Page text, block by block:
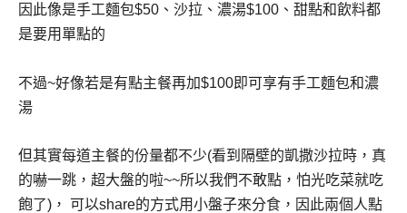
因此像是手工麵包$50 、沙拉、濃湯$100 、甜點和飲料都
是要用單點的
不過~好像若是有點主餐再加$100即可享有手工麵包和濃
湯
但其實每道主餐的份量都不少(看到隔壁的凱撒沙拉時，真
的嚇一跳，超大盤的啦~~所以我們不敢點，怕光吃菜就吃
飽了) ， 可以share的方式用小盤子來分食，因此兩個人點